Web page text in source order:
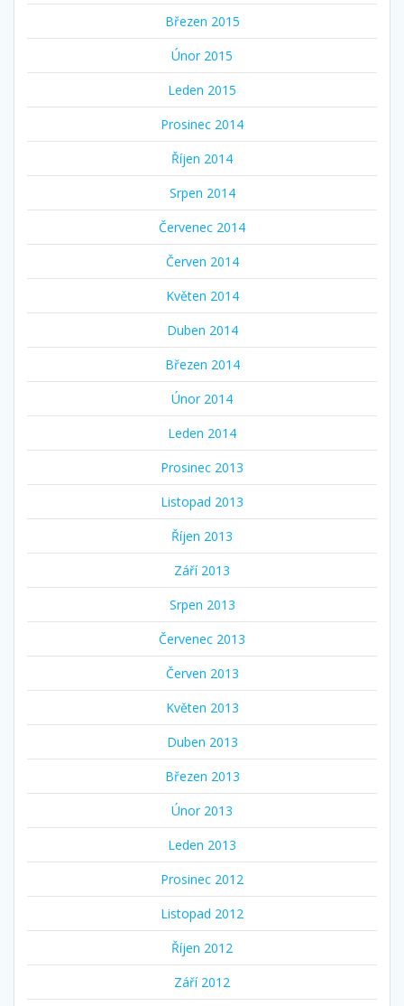
Březen 2015
Únor 2015
Leden 2015
Prosinec 2014
Říjen 2014
Srpen 2014
Červenec 2014
Červen 2014
Květen 2014
Duben 2014
Březen 2014
Únor 2014
Leden 2014
Prosinec 2013
Listopad 2013
Říjen 2013
Září 2013
Srpen 2013
Červenec 2013
Červen 2013
Květen 2013
Duben 2013
Březen 2013
Únor 2013
Leden 2013
Prosinec 2012
Listopad 2012
Říjen 2012
Září 2012